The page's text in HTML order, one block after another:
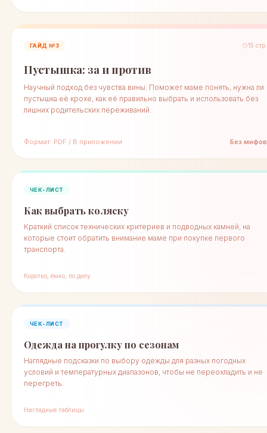
ГАЙД №3 15 стр.
Пустышка: за и против
Научный подход без чувства вины. Поможет маме понять, нужна ли
пустышка её крохе, как её правильно выбрать и использовать без
лишних родительских переживаний.
Формат: PDF / В приложении Без мифов
ЧЕК-ЛИСТ
Как выбрать коляску
Краткий список технических критериев и подводных камней, на
которые стоит обратить внимание маме при покупке первого
транспорта.
Коротко, ёмко, по делу
ЧЕК-ЛИСТ
Одежда на прогулку по сезонам
Наглядные подсказки по выбору одежды для разных погодных
условий и температурных диапазонов, чтобы не переохладить и не
перегреть.
Наглядные таблицы